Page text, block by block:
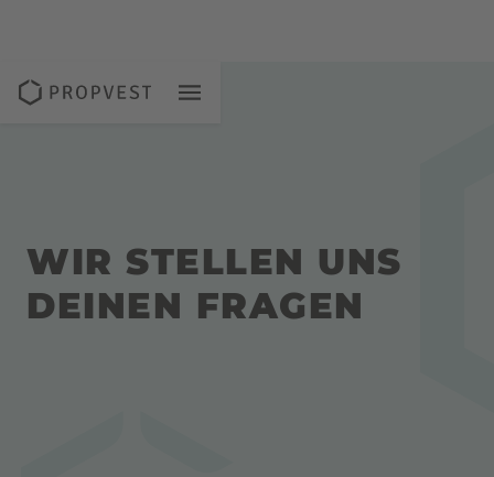
WIR STELLEN UNS
DEINEN FRAGEN